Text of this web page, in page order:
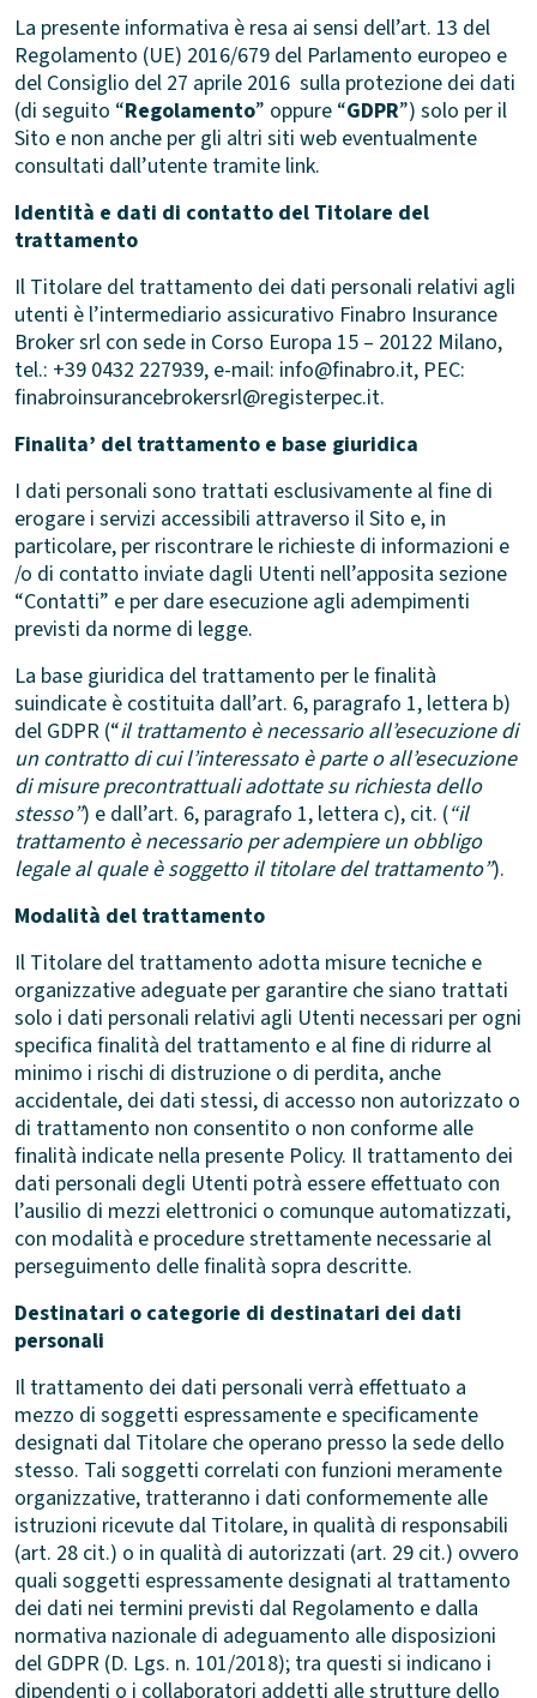
La presente informativa è resa ai sensi dell’art. 13 del
Regolamento (UE) 2016/679 del Parlamento europeo e
del Consiglio del 27 aprile 2016 sulla protezione dei dati
(di seguito “Regolamento” oppure “GDPR”) solo per il
Sito e non anche per gli altri siti web eventualmente
consultati dall’utente tramite link.
Identità e dati di contatto del Titolare del
trattamento
Il Titolare del trattamento dei dati personali relativi agli
utenti è l’intermediario assicurativo Finabro Insurance
Broker srl con sede in Corso Europa 15 – 20122 Milano,
tel.: +39 0432 227939, e-mail: info@finabro.it, PEC:
finabroinsurancebrokersrl@registerpec.it.
Finalita’ del trattamento e base giuridica
I dati personali sono trattati esclusivamente al fine di
erogare i servizi accessibili attraverso il Sito e, in
particolare, per riscontrare le richieste di informazioni e
/o di contatto inviate dagli Utenti nell’apposita sezione
“Contatti” e per dare esecuzione agli adempimenti
previsti da norme di legge.
La base giuridica del trattamento per le finalità
suindicate è costituita dall’art. 6, paragrafo 1, lettera b)
del GDPR (“il trattamento è necessario all’esecuzione di
un contratto di cui l’interessato è parte o all’esecuzione
di misure precontrattuali adottate su richiesta dello
stesso”) e dall’art. 6, paragrafo 1, lettera c), cit. (“il
trattamento è necessario per adempiere un obbligo
legale al quale è soggetto il titolare del trattamento”).
Modalità del trattamento
Il Titolare del trattamento adotta misure tecniche e
organizzative adeguate per garantire che siano trattati
solo i dati personali relativi agli Utenti necessari per ogni
specifica finalità del trattamento e al fine di ridurre al
minimo i rischi di distruzione o di perdita, anche
accidentale, dei dati stessi, di accesso non autorizzato o
di trattamento non consentito o non conforme alle
finalità indicate nella presente Policy. Il trattamento dei
dati personali degli Utenti potrà essere effettuato con
l’ausilio di mezzi elettronici o comunque automatizzati,
con modalità e procedure strettamente necessarie al
perseguimento delle finalità sopra descritte.
Destinatari o categorie di destinatari dei dati
personali
Il trattamento dei dati personali verrà effettuato a
mezzo di soggetti espressamente e specificamente
designati dal Titolare che operano presso la sede dello
stesso. Tali soggetti correlati con funzioni meramente
organizzative, tratteranno i dati conformemente alle
istruzioni ricevute dal Titolare, in qualità di responsabili
(art. 28 cit.) o in qualità di autorizzati (art. 29 cit.) ovvero
quali soggetti espressamente designati al trattamento
dei dati nei termini previsti dal Regolamento e dalla
normativa nazionale di adeguamento alle disposizioni
del GDPR (D. Lgs. n. 101/2018); tra questi si indicano i
dipendenti o i collaboratori addetti alle strutture dello